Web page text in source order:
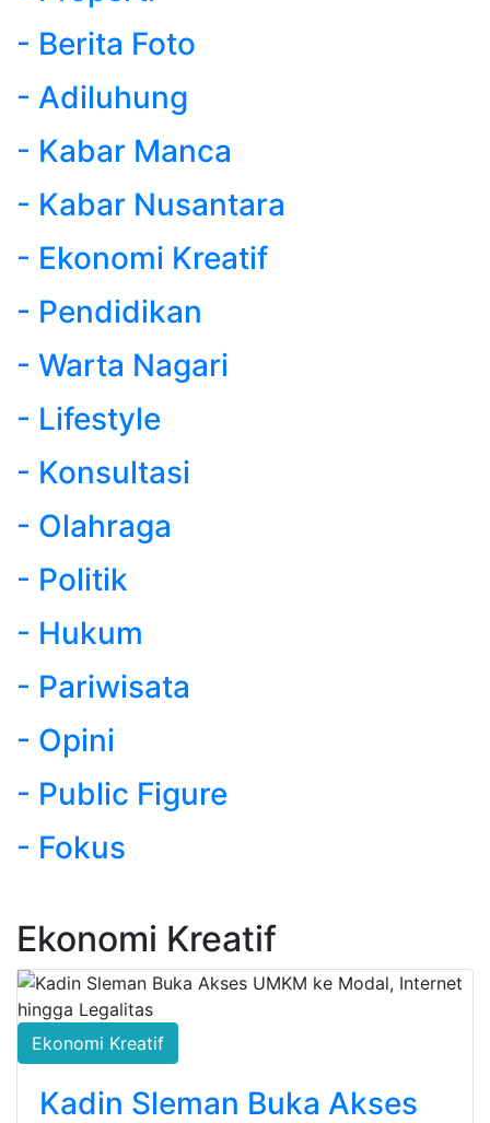
- Berita Foto
- Adiluhung
- Kabar Manca
- Kabar Nusantara
- Ekonomi Kreatif
- Pendidikan
- Warta Nagari
- Lifestyle
- Konsultasi
- Olahraga
- Politik
- Hukum
- Pariwisata
- Opini
- Public Figure
- Fokus
Ekonomi Kreatif
Ekonomi Kreatif
Kadin Sleman Buka Akses